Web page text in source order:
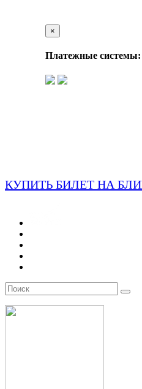
×
Платежные системы:
КУПИТЬ БИЛЕТ НА